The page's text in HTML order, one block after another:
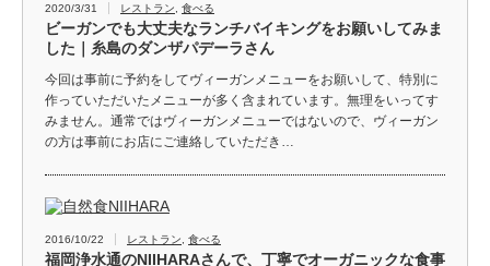
2020/3/31 レストラン 食べる
ビーガンでも大丈夫なランチバイキングをお願いしてみま
した｜糸島のダンザパデーラさん
今回は事前に予約をしてヴィーガンメニューをお願いして、特別に
作っていただいたメニューが多く含まれています。無理をいってす
みません。通常ではヴィーガンメニューではないので、ヴィーガン
の方は事前にお店にご連絡していただき…
2016/10/22 レストラン 食べる
福岡浄水通のNIIHARAさんで、丁寧でオーガニックな食事